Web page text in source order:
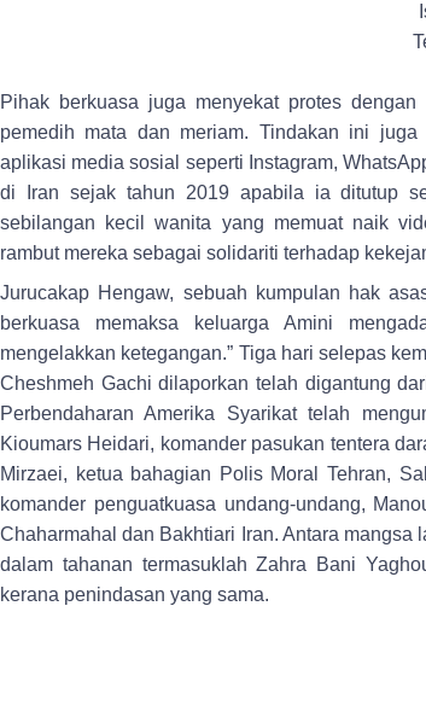
Pihak berkuasa juga menyekat protes
pemedih mata dan meriam. Tindakan ini juga
aplikasi media sosial seperti Instagram,
di Iran sejak tahun 2019 apabila ia ditutup
sebilangan kecil wanita yang memuat naik
rambut mereka sebagai solidariti terhadap
Jurucakap Hengaw, sebuah kumpulan hak
berkuasa memaksa keluarga Amini
mengelakkan ketegangan.” Tiga hari selepas
Cheshmeh Gachi dilaporkan telah digantung
Perbendaharan Amerika Syarikat telah
Kioumars Heidari, komander pasukan tentera
Mirzaei, ketua bahagian Polis Moral Tehran,
komander penguatkuasa undang-undang,
Chaharmahal dan Bakhtiari Iran. Antara
dalam tahanan termasuklah Zahra Bani
kerana penindasan yang sama.